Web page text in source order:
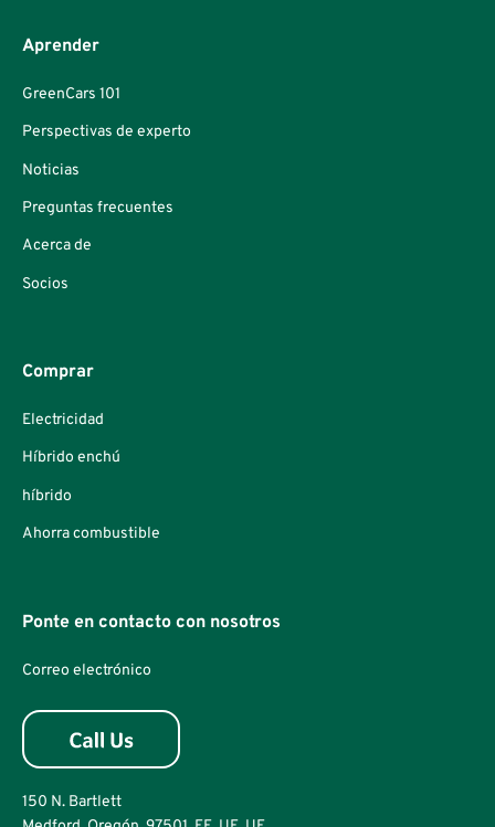
Aprender
GreenCars 101
Perspectivas de experto
Noticias
Preguntas frecuentes
Acerca de
Socios
Comprar
Electricidad
Híbrido enchú
híbrido
Ahorra combustible
Ponte en contacto con nosotros
Correo electrónico
150 N. Bartlett